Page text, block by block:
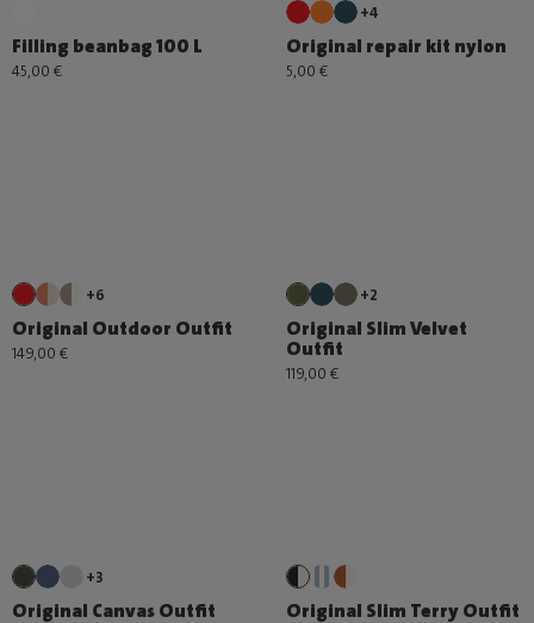
Filling beanbag 100 L
45,00 €
+4
Original repair kit nylon
5,00 €
+6
Original Outdoor Outfit
149,00 €
+2
Original Slim Velvet
Outfit
119,00 €
+3
Original Canvas Outfit Original Slim Terry Outfit